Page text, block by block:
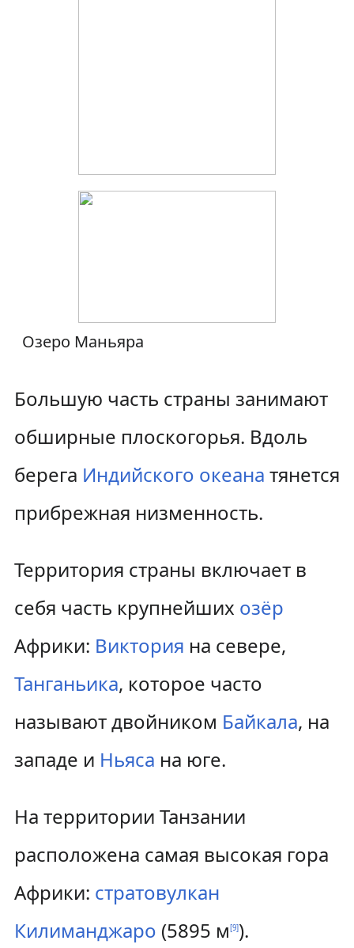
Озеро Маньяра
Большую часть страны занимают
обширные плоскогорья. Вдоль
берега Индийского океана тянется
прибрежная низменность.
Территория страны включает в
себя часть крупнейших озёр
Африки: Виктория на севере,
Танганьика, которое часто
называют двойником Байкала, на
западе и Ньяса на юге.
На территории Танзании
расположена самая высокая гора
Африки: стратовулкан
Килиманджаро (5895 м[9]).